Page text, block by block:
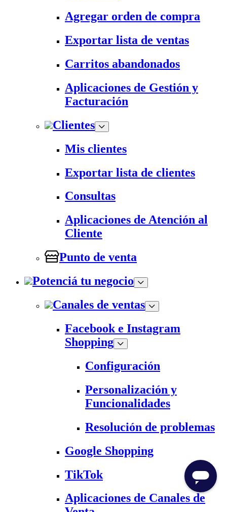
Agregar orden de compra
Exportar lista de ventas
Carritos abandonados
Aplicaciones de Gestión y
Facturación
Clientes
Mis clientes
Exportar lista de clientes
Consultas
Aplicaciones de Atención al
Cliente
Punto de venta
Potenciá tu negocio
Canales de ventas
Facebook e Instagram
Shopping
Configuración
Personalización y
Funcionalidades
Resolución de problemas
Google Shopping
TikTok
Aplicaciones de Canales de